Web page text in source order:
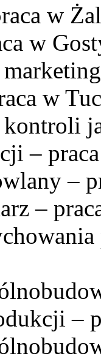
w
w
w
–
–
–
–